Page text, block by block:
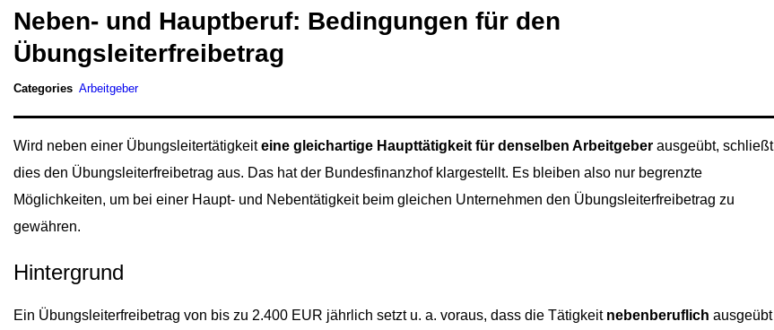
Neben- und Hauptberuf: Bedingungen für den
Übungsleiterfreibetrag
Categories Arbeitgeber
Wird neben einer Übungsleitertätigkeiteine gleichartige Haupttätigkeit für denselben Arbeitgeber ausgeübt, schließt
dies den Übungsleiterfreibetrag aus. Das hat der Bundesfinanzhof klargestellt. Es bleiben also nur begrenzte
Möglichkeiten, um bei einer Haupt- und Nebentätigkeit beim gleichen Unternehmen den Übungsleiterfreibetrag zu
gewähren.
Hintergrund
Ein Übungsleiterfreibetrag von bis zu 2.400 EUR jährlich setzt u. a. voraus, dass die Tätigkeit nebenberuflich ausgeübt